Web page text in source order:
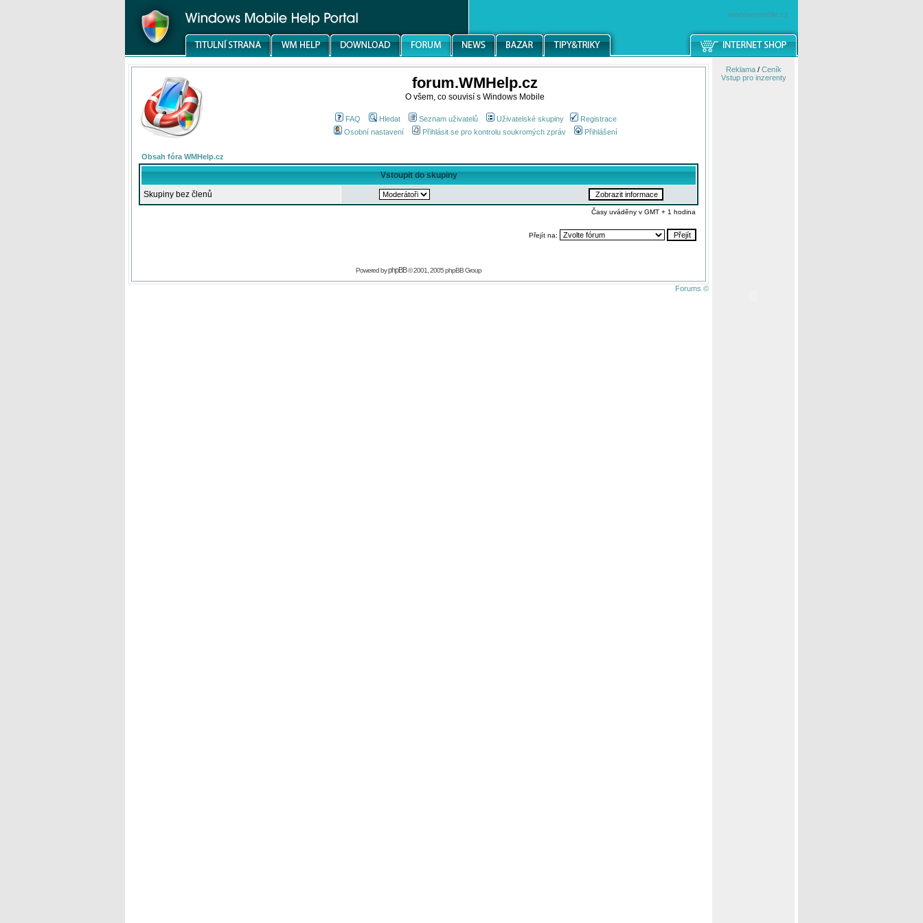
windowsmobile.cz
forum.WMHelp.cz
O všem, co souvisí s Windows Mobile
FAQ Hledat Seznam uživatelů Uživatelské skupiny
Registrace
Osobní nastavení
Přihlásit se pro kontrolu soukromých zpráv Přihlášení
Obsah fóra WMHelp.cz
Vstoupit do skupiny
Skupiny bez členů
Časy uváděny v GMT + 1 hodina
Přejít na:
Powered byphpBB© 2001, 2005 phpBB Group
Forums ©
Reklama/ Ceník
Vstup pro inzerenty